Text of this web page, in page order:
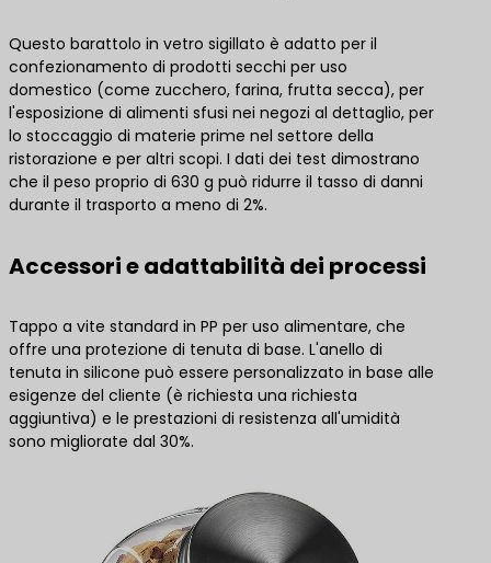
Questo barattolo in vetro sigillato è adatto per il
confezionamento di prodotti secchi per uso
domestico (come zucchero, farina, frutta secca), per
l'esposizione di alimenti sfusi nei negozi al dettaglio, per
lo stoccaggio di materie prime nel settore della
ristorazione e per altri scopi. I dati dei test dimostrano
che il peso proprio di 630 g può ridurre il tasso di danni
durante il trasporto a meno di 2%.
Accessori e adattabilità dei processi
Tappo a vite standard in PP per uso alimentare, che
offre una protezione di tenuta di base. L'anello di
tenuta in silicone può essere personalizzato in base alle
esigenze del cliente (è richiesta una richiesta
aggiuntiva) e le prestazioni di resistenza all'umidità
sono migliorate dal 30%.